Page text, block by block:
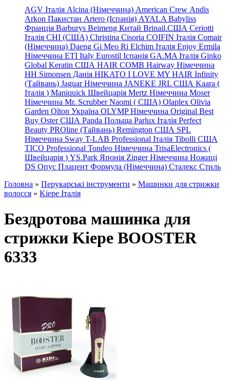
AGV Італія Alcina (Німеччина) American Crew Andis
Arkon Пакистан Artero (Іспанія) AYALA Babyliss
Франція Barburys Beimeng Китай Brinail.США Ceriotti
Італія CHI (США) Christina Cisoria COIFIN Італія Comair
(Німеччина) Daeng Gi Meo Ri Elchim Італія Enjoy Ermila
Німеччина ETI Italy Eurostil Іспанія GA.MA Італія Ginko
Global Keratin США HAIR COMB Hairway Німеччина
HH Simonsen Данія HIKATO I LOVE MY HAIR Infinity
(Тайвань) Jaguar Німеччина JANEKE JRL США Kaara (
Італія ) Maniquick Швейцарія Mertz Німеччина Moser
Німеччина Mr. Scrubber Naomi ( США) Olaplex Olivia
Garden Olton Україна OLYMP Німеччина Original Best
Buy Oster США Panda Польща Parlux Італія Perfect
Beauty PROline (Тайвань) Remington США SPL
Німеччина Sway T-LAB Professional Італія Tibolli США
TICO Professional Tondeo Німеччина TrisaElectronics (
Швейцарія ) YS.Park Японія Zinger Німеччина Ножиці
DS Опус Плацент Формула (Німеччина) Сталекс Стиль
Головна » Перукарські інструменти » Машинки для стрижки
волосся » Kiepe Італія
Бездротова машинка для
стрижки Kiepe BOOSTER
6333